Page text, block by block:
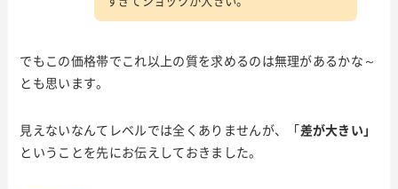
でもこの価格帯でこれ以上の質を求めるのは無理があるかな～
とも思います。
見えないなんてレベルでは全くありませんが、「差が大きい」
ということを先にお伝えしておきました。